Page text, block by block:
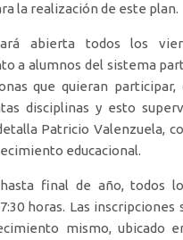
la realización de este plan.
abierta todos los
a alumnos del sistema
que quieran participar,
disciplinas y esto
Patricio Valenzuela,
educacional.
final de año, todos
horas. Las inscripciones
mismo, ubicado